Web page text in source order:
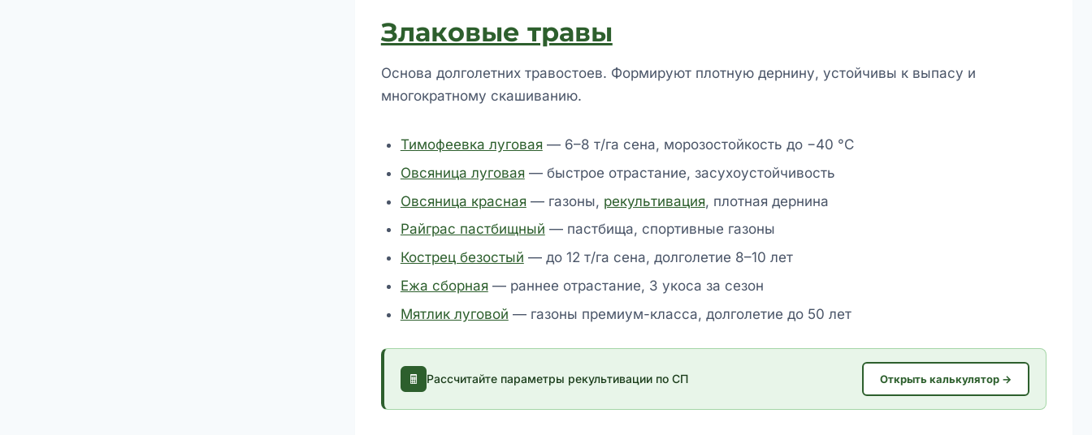
Злаковые травы
Основа долголетних травостоев. Формируют плотную дернину, устойчивы к выпасу и
многократному скашиванию.
Тимофеевка луговая — 6–8 т/га сена, морозостойкость до −40 °C
Овсяница луговая — быстрое отрастание, засухоустойчивость
Овсяница красная — газоны, рекультивация, плотная дернина
Райграс пастбищный — пастбища, спортивные газоны
Кострец безостый — до 12 т/га сена, долголетие 8–10 лет
Ежа сборная — раннее отрастание, 3 укоса за сезон
Мятлик луговой — газоны премиум-класса, долголетие до 50 лет
Рассчитайте параметры рекультивации по СП Открыть калькулятор →